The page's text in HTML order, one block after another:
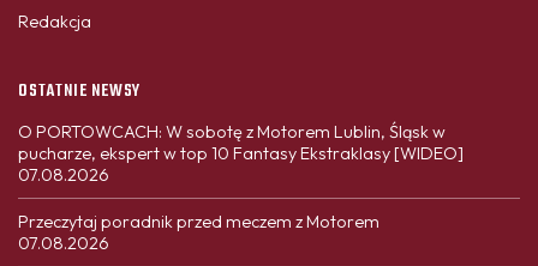
Redakcja
OSTATNIE NEWSY
O PORTOWCACH: W sobotę z Motorem Lublin, Śląsk w
pucharze, ekspert w top 10 Fantasy Ekstraklasy [WIDEO]
07.08.2026
Przeczytaj poradnik przed meczem z Motorem
07.08.2026